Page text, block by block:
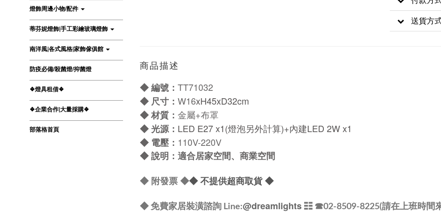
燈飾周邊小物/配件
蒂芬妮燈飾|手工彩繪玻璃燈飾
南洋風|各式風格|家飾傢俱館
防疫必備/殺菌燈/抑菌燈
❖燈具租借❖
❖企業合作|大量採購❖
部落格首頁
送貨方
商品描述
◆ 編號： TT71032
◆ 尺寸： W16xH45xD32cm
◆材質： 金屬+布罩
◆光源： LED E27 x1(燈泡另外計算)+內建LED 2W x1
◆ 電壓： 110V-220V
◆說明：適合居家空間、商業空間
◆ 附發票◆◆ 不提供超商取貨 ◆
◆ 免費家居裝潢諮詢 Line:@dreamlights ☷ ☎02-8509-8225(請在上班時間